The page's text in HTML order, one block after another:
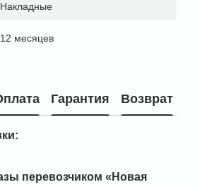
Накладные
12 месяцев
Гарантия Возврат
перевозчиком «Новая